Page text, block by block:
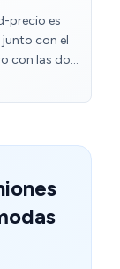
precio es
con el
con las dos